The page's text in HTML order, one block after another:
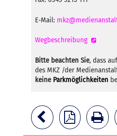
E-Mail:
Wegbeschreibung
Bitte beachten Sie, dass
des MKZ /der
keine Parkmöglichkeiten